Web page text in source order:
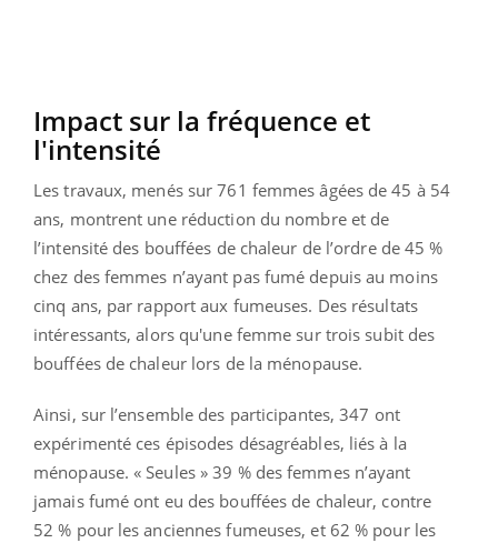
Impact sur la fréquence et
l'intensité
Les travaux, menés sur 761 femmes âgées de 45 à 54
ans, montrent une réduction du nombre et de
l’intensité des bouffées de chaleur de l’ordre de 45 %
chez des femmes n’ayant pas fumé depuis au moins
cinq ans, par rapport aux fumeuses. Des résultats
intéressants, alors qu'une femme sur trois subit des
bouffées de chaleur lors de la ménopause.
Ainsi, sur l’ensemble des participantes, 347 ont
expérimenté ces épisodes désagréables, liés à la
ménopause. « Seules » 39 % des femmes n’ayant
jamais fumé ont eu des bouffées de chaleur, contre
52 % pour les anciennes fumeuses, et 62 % pour les